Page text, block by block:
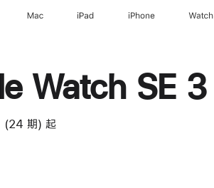
Mac iPad iPhone Watch
Watch SE 3
(24 期) 起